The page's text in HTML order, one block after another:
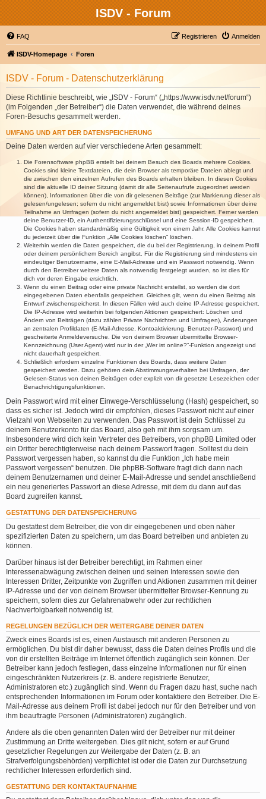
ISDV - Forum
FAQ Anmelden
Registrieren
ISDV-Homepage Foren
ISDV - Forum - Datenschutzerklärung
Diese Richtlinie beschreibt, wie „ISDV - Forum“ („https://www.isdv.net/forum“)
(im Folgenden „der Betreiber“) die Daten verwendet, die während deines
Foren-Besuchs gesammelt werden.
UMFANG UND ART DER DATENSPEICHERUNG
Deine Daten werden auf vier verschiedene Arten gesammelt:
Die Forensoftware phpBB erstellt bei deinem Besuch des Boards mehrere Cookies.
Cookies sind kleine Textdateien, die dein Browser als temporäre Dateien ablegt und
die zwischen den einzelnen Aufrufen des Boards erhalten bleiben. In diesen Cookies
sind die aktuelle ID deiner Sitzung (damit dir alle Seitenaufrufe zugeordnet werden
können), Informationen über die von dir gelesenen Beiträge (zur Markierung dieser als
gelesen/ungelesen; sofern du nicht angemeldet bist) sowie Informationen über deine
Teilnahme an Umfragen (sofern du nicht angemeldet bist) gespeichert. Ferner werden
deine Benutzer-ID, ein Authentifizierungsschlüssel und eine Session-ID gespeichert.
Die Cookies haben standardmäßig eine Gültigkeit von einem Jahr. Alle Cookies kannst
du jederzeit über die Funktion „Alle Cookies löschen“ löschen.
Weiterhin werden die Daten gespeichert, die du bei der Registrierung, in deinem Profil
oder deinem persönlichem Bereich angibst. Für die Registrierung sind mindestens ein
eindeutiger Benutzername, eine E-Mail-Adresse und ein Passwort notwendig. Wenn
durch den Betreiber weitere Daten als notwendig festgelegt wurden, so ist dies für
dich vor deren Eingabe ersichtlich.
Wenn du einen Beitrag oder eine private Nachricht erstellst, so werden die dort
eingegebenen Daten ebenfalls gespeichert. Gleiches gilt, wenn du einen Beitrag als
Entwurf zwischenspeicherst. In diesen Fällen wird auch deine IP-Adresse gespeichert.
Die IP-Adresse wird weiterhin bei folgenden Aktionen gespeichert: Löschen und
Ändern von Beiträgen (dazu zählen Private Nachrichten und Umfragen), Änderungen
an zentralen Profildaten (E-Mail-Adresse, Kontoaktivierung, Benutzer-Passwort) und
gescheiterte Anmeldeversuche. Die von deinem Browser übermittelte Browser-
Kennzeichnung (User Agent) wird nur in der „Wer ist online?“-Funktion angezeigt und
nicht dauerhaft gespeichert.
Schließlich erfordern einzelne Funktionen des Boards, dass weitere Daten
gespeichert werden. Dazu gehören dein Abstimmungsverhalten bei Umfragen, der
Gelesen-Status von deinen Beiträgen oder explizit von dir gesetzte Lesezeichen oder
Benachrichtigungsfunktionen.
Dein Passwort wird mit einer Einwege-Verschlüsselung (Hash) gespeichert, so
dass es sicher ist. Jedoch wird dir empfohlen, dieses Passwort nicht auf einer
Vielzahl von Webseiten zu verwenden. Das Passwort ist dein Schlüssel zu
deinem Benutzerkonto für das Board, also geh mit ihm sorgsam um.
Insbesondere wird dich kein Vertreter des Betreibers, von phpBB Limited oder
ein Dritter berechtigterweise nach deinem Passwort fragen. Solltest du dein
Passwort vergessen haben, so kannst du die Funktion „Ich habe mein
Passwort vergessen“ benutzen. Die phpBB-Software fragt dich dann nach
deinem Benutzernamen und deiner E-Mail-Adresse und sendet anschließend
ein neu generiertes Passwort an diese Adresse, mit dem du dann auf das
Board zugreifen kannst.
GESTATTUNG DER DATENSPEICHERUNG
Du gestattest dem Betreiber, die von dir eingegebenen und oben näher
spezifizierten Daten zu speichern, um das Board betreiben und anbieten zu
können.
Darüber hinaus ist der Betreiber berechtigt, im Rahmen einer
Interessenabwägung zwischen deinen und seinen Interessen sowie den
Interessen Dritter, Zeitpunkte von Zugriffen und Aktionen zusammen mit deiner
IP-Adresse und der von deinem Browser übermittelter Browser-Kennung zu
speichern, sofern dies zur Gefahrenabwehr oder zur rechtlichen
Nachverfolgbarkeit notwendig ist.
REGELUNGEN BEZÜGLICH DER WEITERGABE DEINER DATEN
Zweck eines Boards ist es, einen Austausch mit anderen Personen zu
ermöglichen. Du bist dir daher bewusst, dass die Daten deines Profils und die
von dir erstellten Beiträge im Internet öffentlich zugänglich sein können. Der
Betreiber kann jedoch festlegen, dass einzelne Informationen nur für einen
eingeschränkten Nutzerkreis (z. B. andere registrierte Benutzer,
Administratoren etc.) zugänglich sind. Wenn du Fragen dazu hast, suche nach
entsprechenden Informationen im Forum oder kontaktiere den Betreiber. Die E-
Mail-Adresse aus deinem Profil ist dabei jedoch nur für den Betreiber und von
ihm beauftragte Personen (Administratoren) zugänglich.
Andere als die oben genannten Daten wird der Betreiber nur mit deiner
Zustimmung an Dritte weitergeben. Dies gilt nicht, sofern er auf Grund
gesetzlicher Regelungen zur Weitergabe der Daten (z. B. an
Strafverfolgungsbehörden) verpflichtet ist oder die Daten zur Durchsetzung
rechtlicher Interessen erforderlich sind.
GESTATTUNG DER KONTAKTAUFNAHME